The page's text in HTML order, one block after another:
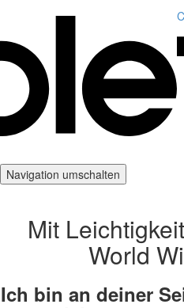
Navigation umschalten
Mit
World
Ich bin an deiner